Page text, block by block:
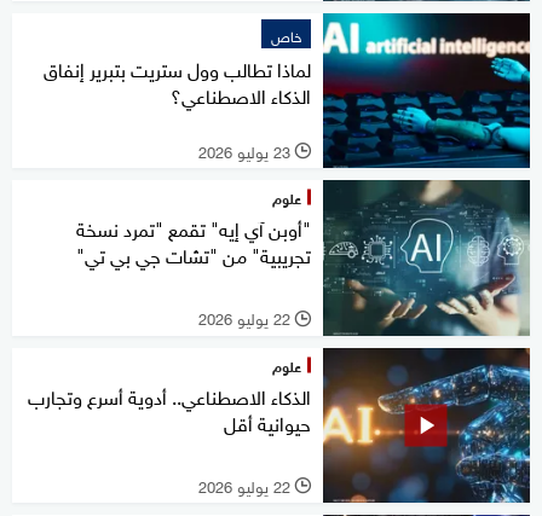
خاص
لماذا تطالب وول ستريت بتبرير إنفاق
الذكاء الاصطناعي؟
l 23 يوليو 2026
علوم
"أوبن آي إيه" تقمع "تمرد نسخة
تجريبية" من "تشات جي بي تي"
l 22 يوليو 2026
علوم
الذكاء الاصطناعي.. أدوية أسرع وتجارب
حيوانية أقل
l 22 يوليو 2026